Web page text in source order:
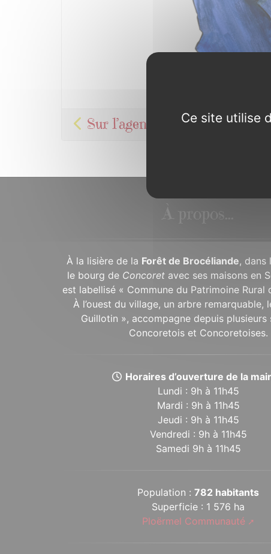
Sur l’agenda
À propos...
À la lisière de la Forêt de Brocéliande, dans
le bourg de Concoret avec ses maisons en
est labellisé « Commune du Patrimoine Rural
À l’ouest du village, un arbre remarquable,
Guillotin », accompagne depuis plusieurs
Concoretois et Concoretoises.
Horaires d’ouverture de la
Lundi : 9h à 11h45
Mardi : 9h à 11h45
Jeudi : 9h à 11h45
Vendredi : 9h à 11h45
Samedi 9h à 11h45
Population :782 habitants
Superficie : 1 576 ha
Ploërmel Communauté
Ce site utilise